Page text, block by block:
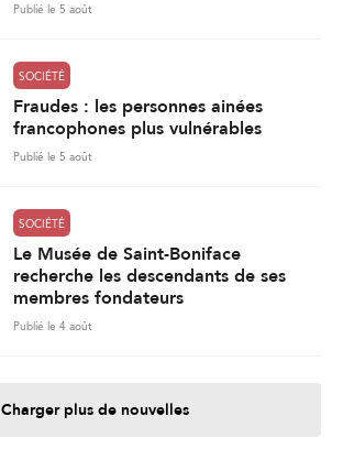
Publié le 5 août
SOCIÉTÉ
Fraudes : les personnes ainées
francophones plus vulnérables
Publié le 5 août
SOCIÉTÉ
Le Musée de Saint-Boniface
recherche les descendants de ses
membres fondateurs
Publié le 4 août
Charger plus de nouvelles